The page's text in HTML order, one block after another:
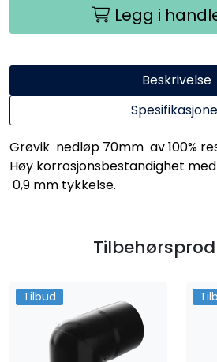
Legg i
Beskrivelse
Grøvik nedløp 70mm av 100%
Høy korrosjonsbestandighet
0,9 mm tykkelse.
Tilbud